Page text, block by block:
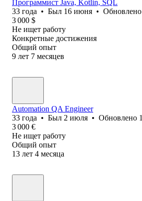
Программист Java, Kotlin, SQL
33 года • Был 16 июня • Обновлено
3 000 $
Не ищет работу
Конкретные достижения
Общий опыт
9 лет 7 месяцев
Automation QA Engineer
33 года • Был 2 июля • Обновлено
3 000 €
Не ищет работу
Общий опыт
13 лет 4 месяца